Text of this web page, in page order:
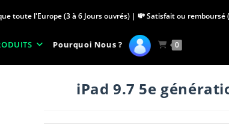
toute l'Europe (3 à 6 Jours ouvrés) | 💸 Satisfait ou
Pourquoi Nous ? 0
iPad 9.7 5e